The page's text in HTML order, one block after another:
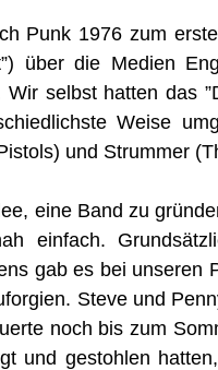
Punk 1976 zum
über die Medien
Wir selbst hatten das
Weise
und Strummer
eine Band zu
einfach.
gab es bei unseren
Steve und
noch bis zum
und gestohlen